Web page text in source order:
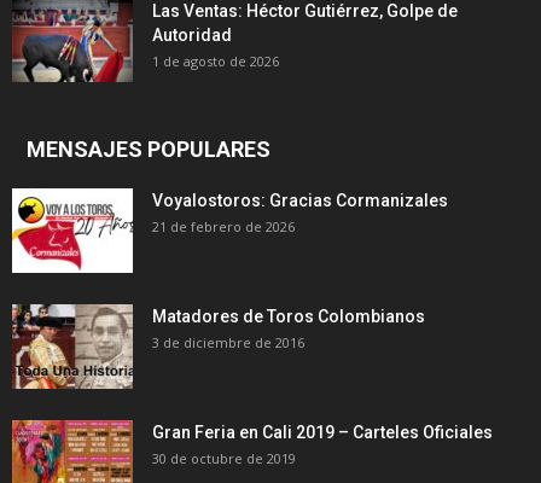
Las Ventas: Héctor Gutiérrez, Golpe de
Autoridad
1 de agosto de 2026
MENSAJES POPULARES
Voyalostoros: Gracias Cormanizales
21 de febrero de 2026
Matadores de Toros Colombianos
3 de diciembre de 2016
Gran Feria en Cali 2019 – Carteles Oficiales
30 de octubre de 2019